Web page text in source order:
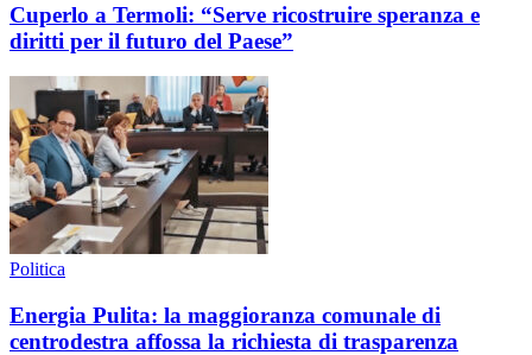
Cuperlo a Termoli: “Serve ricostruire speranza e
diritti per il futuro del Paese”
Politica
Energia Pulita: la maggioranza comunale di
centrodestra affossa la richiesta di trasparenza